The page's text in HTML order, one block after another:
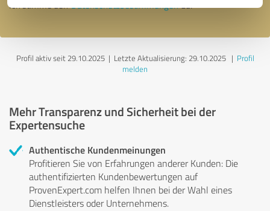
Ich stimme denDatenschutzbestimmungenzu.
Profil aktiv seit 29.10.2025 | Letzte Aktualisierung: 29.10.2025| Profil
melden
Mehr Transparenz und Sicherheit bei der
Expertensuche
Authentische Kundenmeinungen
Profitieren Sie von Erfahrungen anderer Kunden: Die
authentifizierten Kundenbewertungen auf
ProvenExpert.com helfen Ihnen bei der Wahl eines
Dienstleisters oder Unternehmens.